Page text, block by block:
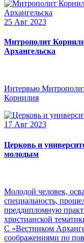
25 Авг 2023
Митрополит
Архангельска
Интервью
Корнилия
17 Авг 2023
Церковь и
молодым
Молодой человек,
специальность,
преддипломную
христианской
С «Вестником
соображениями по